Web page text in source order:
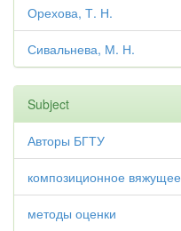
Орехова, Т. Н.
Сивальнева, М. Н.
Subject
Авторы БГТУ
композиционное вяжущее
методы оценки